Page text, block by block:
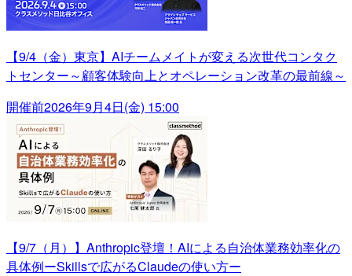
【9/4（金）東京】AIチームメイトが変える次世代コンタク
トセンター～顧客体験向上とオペレーション改革の最前線～
開催前2026年9月4日(金) 15:00
【9/7（月）】Anthropic登壇！AIによる自治体業務効率化の
具体例ーSkillsで広がるClaudeの使い方ー